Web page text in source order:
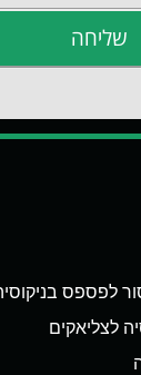
שליחה
לפספס
לצליאקים